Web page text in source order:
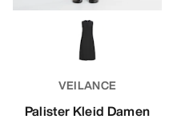
VEILANCE
Palister Kleid Damen